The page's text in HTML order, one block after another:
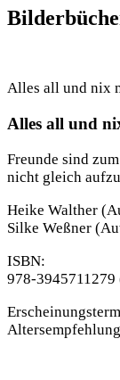
Alles all und nix
Alles all und
Freunde sind
nicht gleich
Heike Walther
Silke Weßner
ISBN:
978-3945711279